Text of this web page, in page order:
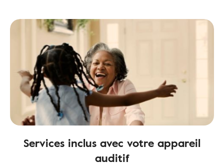
Services inclus avec votre appareil
auditif